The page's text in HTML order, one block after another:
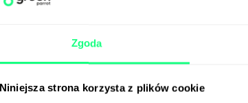
Zgoda
Niniejsza strona korzysta z plików cookie